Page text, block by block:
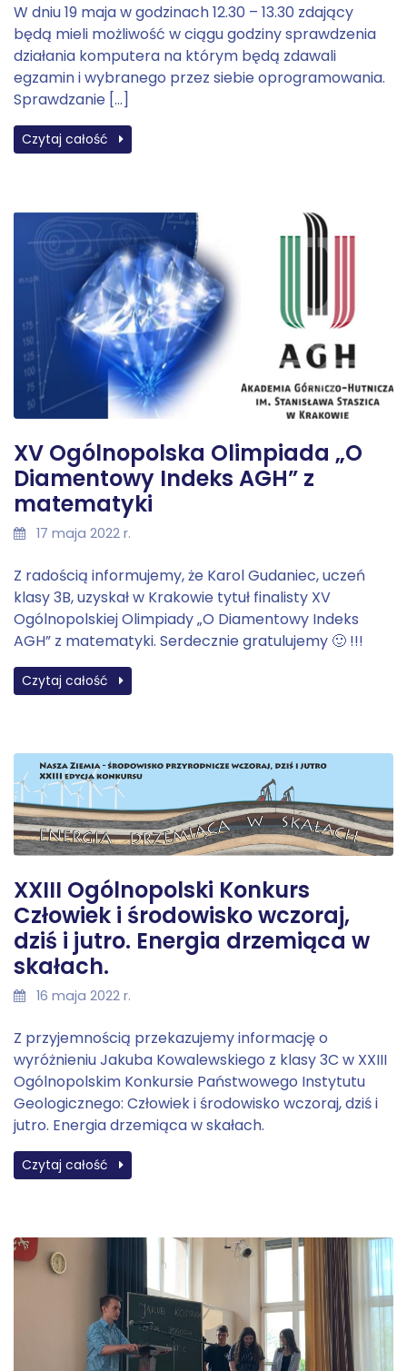
W dniu 19 maja w godzinach 12.30 – 13.30 zdający
będą mieli możliwość w ciągu godziny sprawdzenia
działania komputera na którym będą zdawali
egzamin i wybranego przez siebie oprogramowania.
Sprawdzanie […]
Czytaj całość
XV Ogólnopolska Olimpiada „O
Diamentowy Indeks AGH” z
matematyki
17 maja 2022 r.
Z radością informujemy, że Karol Gudaniec, uczeń
klasy 3B, uzyskał w Krakowie tytuł finalisty XV
Ogólnopolskiej Olimpiady „O Diamentowy Indeks
AGH” z matematyki. Serdecznie gratulujemy 🙂 !!!
Czytaj całość
XXIII Ogólnopolski Konkurs
Człowiek i środowisko wczoraj,
dziś i jutro. Energia drzemiąca w
skałach.
16 maja 2022 r.
Z przyjemnością przekazujemy informację o
wyróżnieniu Jakuba Kowalewskiego z klasy 3C w XXIII
Ogólnopolskim Konkursie Państwowego Instytutu
Geologicznego: Człowiek i środowisko wczoraj, dziś i
jutro. Energia drzemiąca w skałach.
Czytaj całość